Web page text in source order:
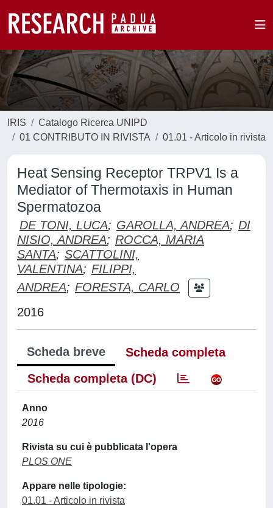
IRIS
Catalogo Ricerca UNIPD
01 CONTRIBUTO IN RIVISTA
01.01 - Articolo in rivista
Heat Sensing Receptor TRPV1 Is a
Mediator of Thermotaxis in Human
Spermatozoa
DE TONI, LUCA; GAROLLA, ANDREA; DI
NISIO, ANDREA; ROCCA, MARIA
SANTA; SCATTOLINI,
VALENTINA; FILIPPI,
ANDREA; FORESTA, CARLO
2016
Scheda breve
Scheda completa
Scheda completa (DC)
Anno
2016
Rivista su cui è pubblicata l'opera
PLOS ONE
Appare nelle tipologie:
01.01 - Articolo in rivista